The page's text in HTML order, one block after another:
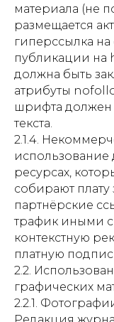
материала (не
размещается
гиперссылка
публикации на
должна быть
атрибуты
шрифта должен
текста.
2.1.4.
использование
ресурсах,
собирают плату
партнёрские
трафик иными
контекстную
платную
2.2.
графических
2.2.1.